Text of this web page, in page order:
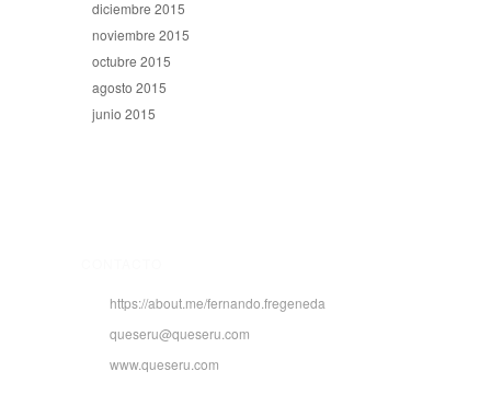
diciembre 2015
noviembre 2015
octubre 2015
agosto 2015
junio 2015
https://about.me/fernando.fregeneda
queseru@queseru.com
www.queseru.com